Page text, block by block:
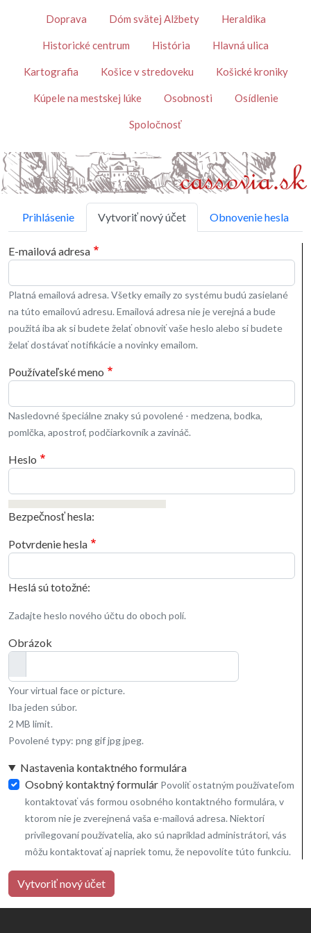
TémyDoprava Dóm svätej Alžbety Heraldika
Historické centrum História Hlavná ulica
Kartografia Košice v stredoveku Košické kroniky
Kúpele na mestskej lúke Osobnosti Osídlenie
Spoločnosť
Primárne karty
Prihlásenie Vytvoriť nový účet Obnovenie hesla
E-mailová adresa
Platná emailová adresa. Všetky emaily zo systému budú zasielané
na túto emailovú adresu. Emailová adresa nie je verejná a bude
použitá iba ak si budete želať obnoviť vaše heslo alebo si budete
želať dostávať notifikácie a novinky emailom.
Používateľské meno
Nasledovné špeciálne znaky sú povolené - medzena, bodka,
pomlčka, apostrof, podčiarkovník a zavináč.
Heslo
Bezpečnosť hesla:
Potvrdenie hesla
Heslá sú totožné:
Zadajte heslo nového účtu do oboch polí.
Obrázok
Your virtual face or picture.
Iba jeden súbor.
2 MB limit.
Povolené typy: png gif jpg jpeg.
Nastavenia kontaktného formulára
Osobný kontaktný formulár Povoliť ostatným používateľom
kontaktovať vás formou osobného kontaktného formulára, v
ktorom nie je zverejnená vaša e-mailová adresa. Niektorí
privilegovaní používatelia, ako sú napríklad administrátori, vás
môžu kontaktovať aj napriek tomu, že nepovolíte túto funkciu.
Vytvoriť nový účet